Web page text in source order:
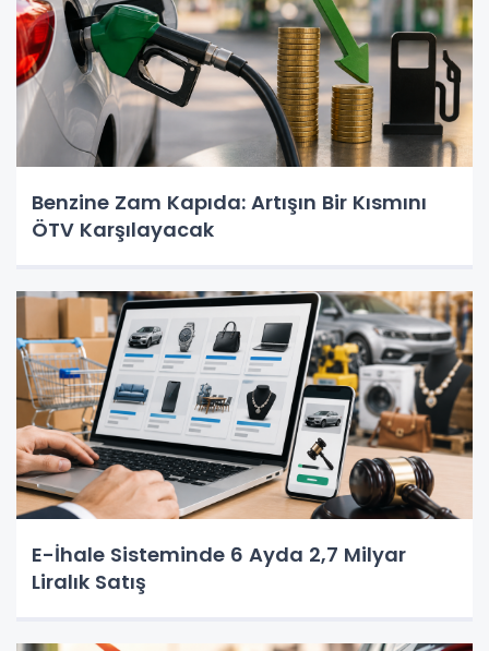
Benzine Zam Kapıda: Artışın Bir Kısmını
ÖTV Karşılayacak
E-İhale Sisteminde 6 Ayda 2,7 Milyar
Liralık Satış